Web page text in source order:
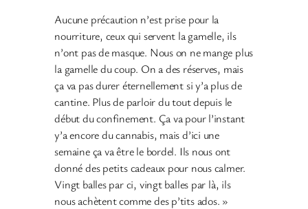
Aucune précaution n’est prise pour la
nourriture, ceux qui servent la gamelle, ils
n’ont pas de masque. Nous on ne mange plus
la gamelle du coup. On a des réserves, mais
ça va pas durer éternellement si y’a plus de
cantine. Plus de parloir du tout depuis le
début du confinement. Ça va pour l’instant
y’a encore du cannabis, mais d’ici une
semaine ça va être le bordel. Ils nous ont
donné des petits cadeaux pour nous calmer.
Vingt balles par ci, vingt balles par là, ils
nous achètent comme des p’tits ados. »